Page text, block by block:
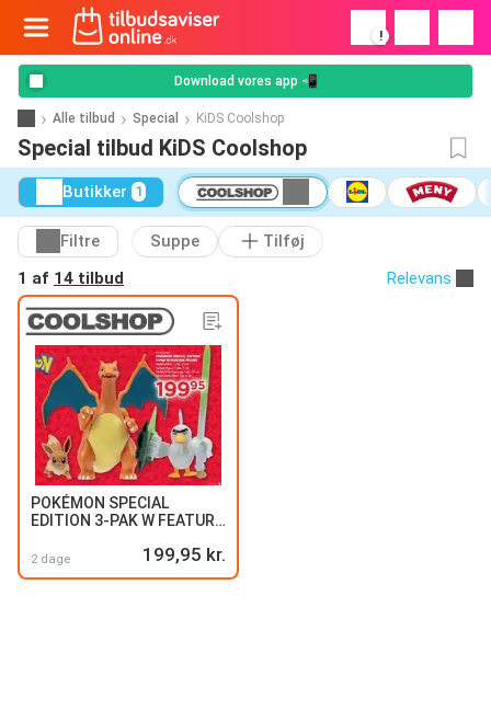
!
Download vores app 📲
Alle tilbud Special KiDS Coolshop
Special tilbud KiDS Coolshop
Butikker 1
Filtre Suppe
Tilføj
1 af 14 tilbud Relevans
POKÉMON SPECIAL
EDITION 3-PAK W FEATURE
2 dage 199,95 kr.